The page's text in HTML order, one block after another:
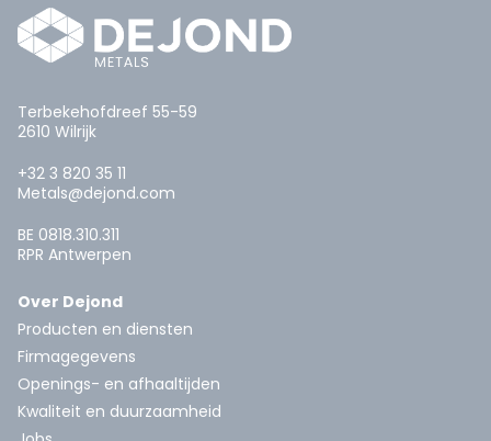
Terbekehofdreef 55-59
2610 Wilrijk
+32 3 820 35 11
Metals@dejond.com
BE 0818.310.311
RPR Antwerpen
Over Dejond
Producten en diensten
Firmagegevens
Openings- en afhaaltijden
Kwaliteit en duurzaamheid